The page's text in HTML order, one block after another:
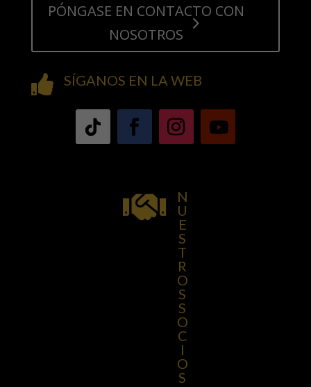
PÓNGASE EN CONTACTO CON
NOSOTROS
 SÍGANOS EN LA WEB

N
U
E
S
T
R
O
S
S
O
C
I
O
S